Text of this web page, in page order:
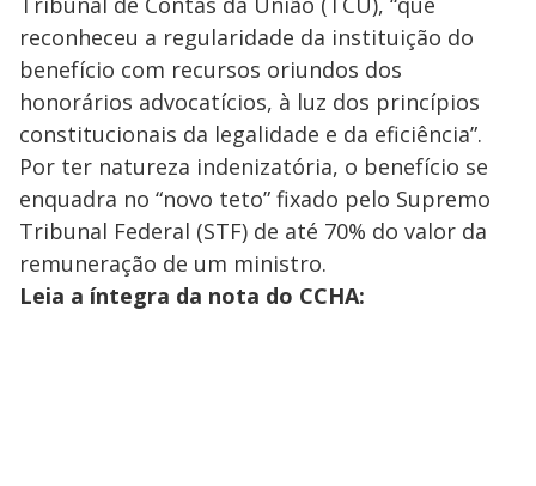
reconheceu a regularidade da instituição do
benefício com recursos oriundos dos
honorários advocatícios, à luz dos princípios
constitucionais da legalidade e da eficiência”.
Por ter natureza indenizatória, o benefício se
enquadra no “novo teto” fixado pelo Supremo
Tribunal Federal (STF) de até 70% do valor da
remuneração de um ministro.
Leia a íntegra da nota do CCHA: